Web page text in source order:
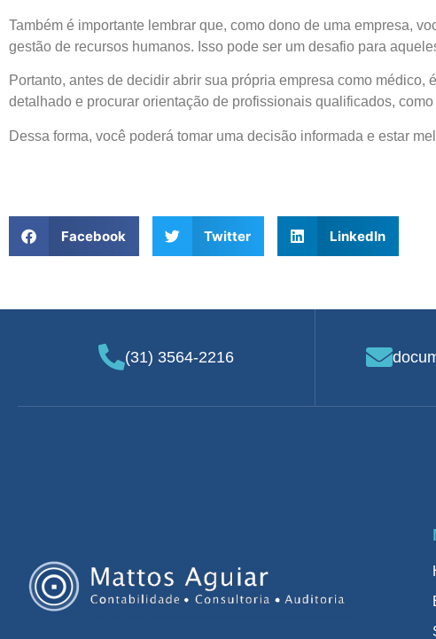
Também é importante lembrar que, como dono de uma empresa,
gestão de recursos humanos. Isso pode ser um desafio para
Portanto, antes de decidir abrir sua própria empresa como
detalhado e procurar orientação de profissionais qualificados,
Dessa forma, você poderá tomar uma decisão informada e estar
Facebook Twitter LinkedIn
(31) 3564-2216